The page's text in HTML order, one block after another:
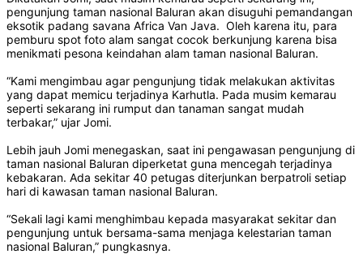
pengunjung taman nasional Baluran akan disuguhi pemandangan
eksotik padang savana Africa Van Java. Oleh karena itu, para
pemburu spot foto alam sangat cocok berkunjung karena bisa
menikmati pesona keindahan alam taman nasional Baluran.
“Kami mengimbau agar pengunjung tidak melakukan aktivitas
yang dapat memicu terjadinya Karhutla. Pada musim kemarau
seperti sekarang ini rumput dan tanaman sangat mudah
terbakar,” ujar Jomi.
Lebih jauh Jomi menegaskan, saat ini pengawasan pengunjung di
taman nasional Baluran diperketat guna mencegah terjadinya
kebakaran. Ada sekitar 40 petugas diterjunkan berpatroli setiap
hari di kawasan taman nasional Baluran.
“Sekali lagi kami menghimbau kepada masyarakat sekitar dan
pengunjung untuk bersama-sama menjaga kelestarian taman
nasional Baluran,” pungkasnya.